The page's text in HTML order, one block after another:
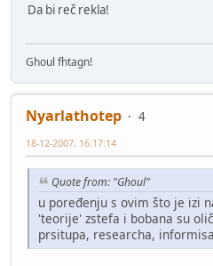
Da bi reč rekla!
Ghoul fhtagn!
Nyarlathotep
4
18-12-2007, 16:17:14
Quote from: "Ghoul"
u poređenju s ovim što je izi
'teorije' zstefa i bobana su
prsitupa, researcha,